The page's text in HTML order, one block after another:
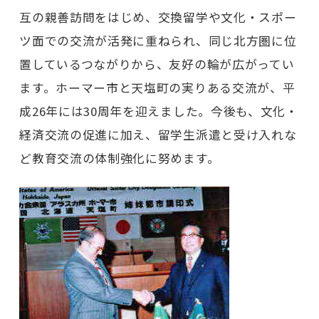
互の親善訪問をはじめ、交換留学や文化・スポー
ツ面での交流が活発に重ねられ、同じ北方圏に位
置しているつながりから、友好の輪が広がってい
ます。ホーマー市と天塩町の実りある交流が、平
成26年には30周年を迎えました。今後も、文化・
経済交流の促進に加え、留学生派遣と受け入れな
ど教育交流の体制強化に努めます。